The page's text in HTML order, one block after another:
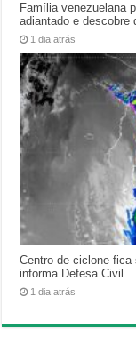
Família venezuelana
adiantado e descobre
1 dia atrás
Centro de ciclone fica
informa Defesa Civil
1 dia atrás